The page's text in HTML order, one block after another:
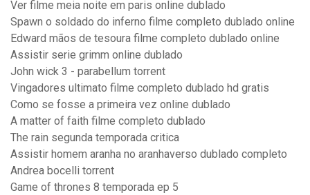
Ver filme meia noite em paris online dublado
Spawn o soldado do inferno filme completo dublado online
Edward mãos de tesoura filme completo dublado online
Assistir serie grimm online dublado
John wick 3 - parabellum torrent
Vingadores ultimato filme completo dublado hd gratis
Como se fosse a primeira vez online dublado
A matter of faith filme completo dublado
The rain segunda temporada critica
Assistir homem aranha no aranhaverso dublado completo
Andrea bocelli torrent
Game of thrones 8 temporada ep 5